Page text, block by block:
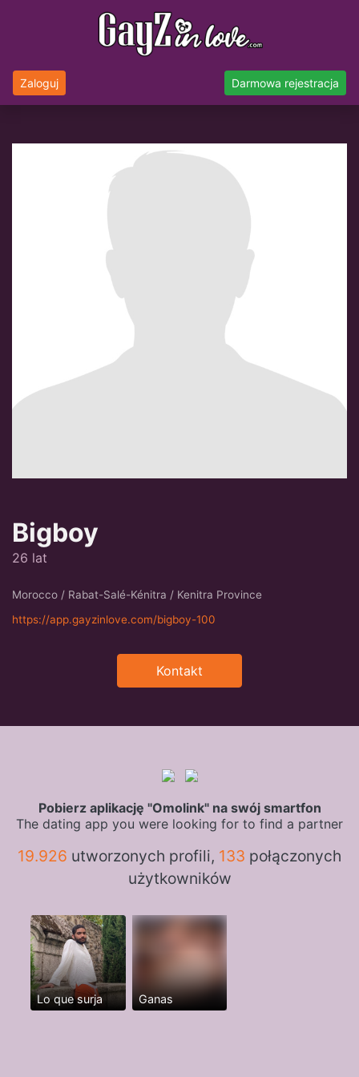
Zaloguj Darmowa rejestracja
Bigboy
26 lat
Morocco / Rabat-Salé-Kénitra / Kenitra Province
https://app.gayzinlove.com/bigboy-100
Kontakt
Pobierz aplikację "Omolink" na swój smartfon
The dating app you were looking for to find a partner
19.926 utworzonych profili, 133 połączonych
użytkowników
Lo que surja Ganas